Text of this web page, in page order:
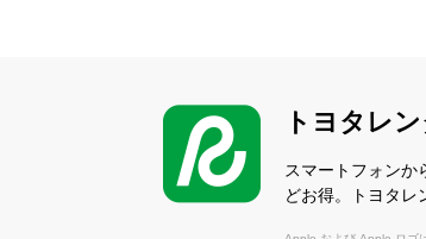
トヨタレ
スマートフォンか
どお得。トヨタレ